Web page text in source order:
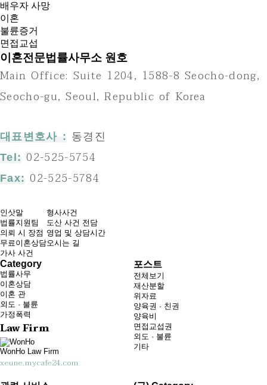
배우자 사망
이혼
불륜증거
면접교섭
이혼전문법률사무소 원호
Main Office: Suite 1204, 1588-8 Seocho-dong,
Seocho-gu, Seoul, Republic of Korea
대표변호사 : 동경진
Tel: 02-525-5754
Fax: 02-525-5784
인삿말
법률지원팀
의뢰 시 장점
무료이혼상담
가사 사건
형사사건
도산 사건 전담
영업 및 상담시간
오시는 길
Category
법률사무
이혼상담
이혼 관
외도 · 불륜
가정폭력
Law Firm
WonHo Law Firm
xeune.mycafe24.com
포스트
전체보기
재산분할
위자료
양육권 · 친권
양육비
면접교섭권
외도 · 불륜
기타